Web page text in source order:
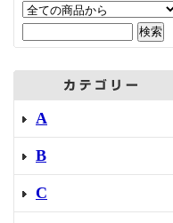
A
B
C